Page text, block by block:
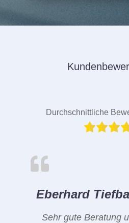
Durchschnittliche
Eberhard
Sehr gute Beratung